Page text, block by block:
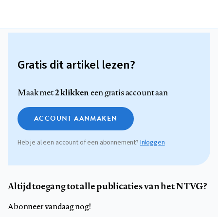
Gratis dit artikel lezen?
Maak met2 klikkeneen gratis account aan
ACCOUNT AANMAKEN
Heb je al een account of een abonnement? Inloggen
Altijd toegang tot alle publicaties van het NTVG?
Abonneer vandaag nog!